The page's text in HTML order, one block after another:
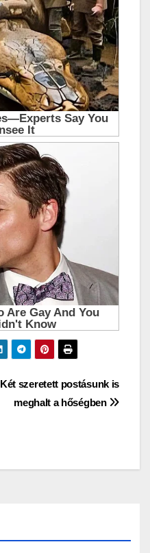
Két szeretett postásunk is
meghalt a hőségben